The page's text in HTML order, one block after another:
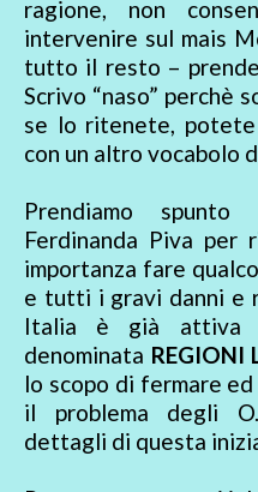
ragione, non
intervenire sul mais
tutto il resto –
Scrivo “naso” perchè
se lo ritenete,
con un altro vocabolo
Prendiamo
Ferdinanda Piva
importanza fare
e tutti i gravi danni e
Italia è già attiva
denominata REGIONI
lo scopo di fermare
il problema degli
dettagli di questa